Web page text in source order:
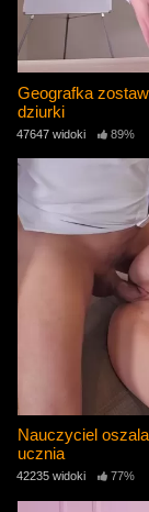
Geografka
dziurki
47647 widoki 89%
Nauczyciel
ucznia
42235 widoki 77%